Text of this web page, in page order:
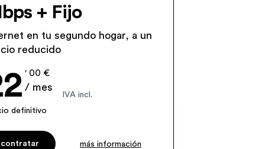
+ Fijo
en tu segundo hogar, a un
reducido
' 00 €
/ mes
IVA incl.
definitivo
contratar más información